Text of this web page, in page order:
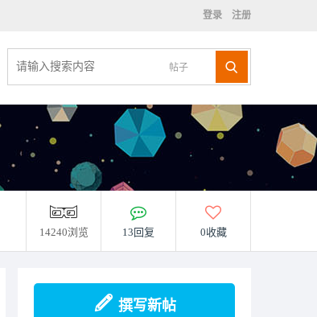
登录 注册
帖子
14240浏览 13回复 0收藏
撰写新帖